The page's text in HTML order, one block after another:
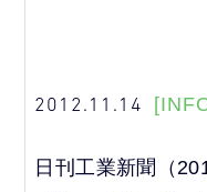
2012.11.14
日刊工業新聞（